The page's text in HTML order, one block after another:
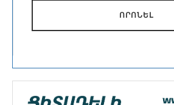
ՈՐՈՆԵԼ